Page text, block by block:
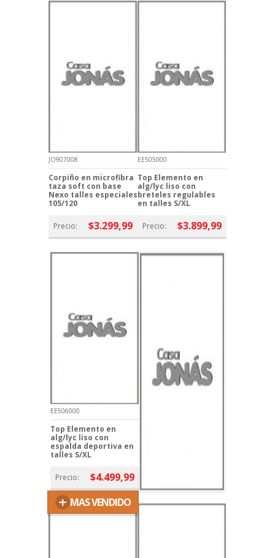
JO907008
Corpiño en microfibra
taza soft con base
Nexo talles especiales
105/120
Precio: $3.299,99
EE505000
Top Elemento en
alg/lyc liso con
breteles regulables
en talles S/XL
Precio: $3.899,99
EE506000
Top Elemento en
alg/lyc liso con
espalda deportiva en
talles S/XL
Precio: $4.499,99
+ MAS VENDIDO